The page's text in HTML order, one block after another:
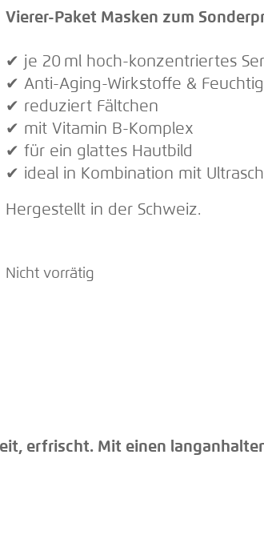
Vierer-Paket Masken zum
✔︎ je 20 ml hoch-konzentriertes
✔︎ Anti-Aging-Wirkstoffe &
✔︎ reduziert Fältchen
✔︎ mit Vitamin B-Komplex
✔︎ für ein glattes Hautbild
✔︎ ideal in Kombination mit
Hergestellt in der Schweiz.
Nicht vorrätig
erfrischt. Mit einen